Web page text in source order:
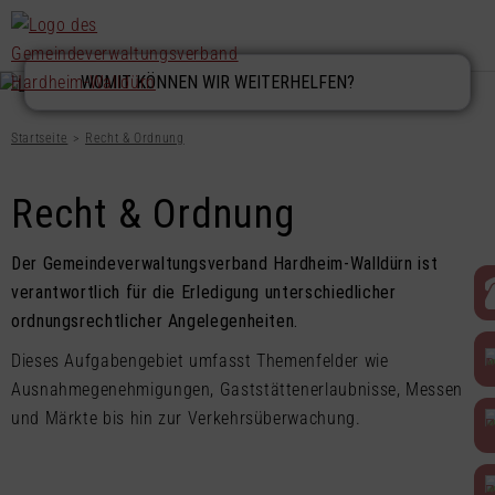
Startseite Recht & Ordnung
Recht & Ordnung
Der Gemeindeverwaltungsverband Hardheim-Walldürn ist
verantwortlich für die Erledigung unterschiedlicher
ordnungsrechtlicher Angelegenheiten.
Dieses Aufgabengebiet umfasst Themenfelder wie
Ausnahmegenehmigungen, Gaststättenerlaubnisse, Messen
und Märkte bis hin zur Verkehrsüberwachung.